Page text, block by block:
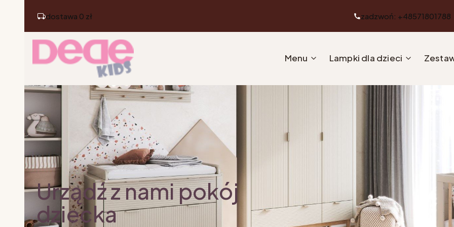
dostawa 0 zł zadzwoń: +48571801788
Menu Lampki dla dzieci
Urządź z nami pokój
dziecka